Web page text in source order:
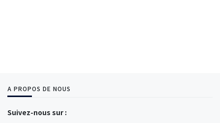
A PROPOS DE NOUS
Suivez-nous sur :